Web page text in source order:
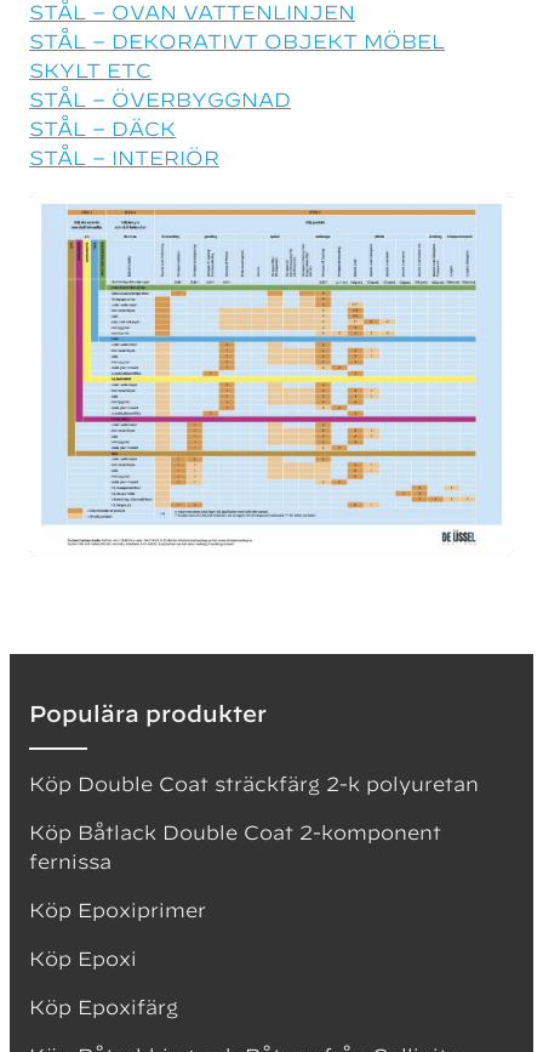
STÅL – OVAN VATTENLINJEN
STÅL – DEKORATIVT OBJEKT MÖBEL
SKYLT ETC
STÅL – ÖVERBYGGNAD
STÅL – DÄCK
STÅL – INTERIÖR
Populära produkter
Köp Double Coat sträckfärg 2-k polyuretan
Köp Båtlack Double Coat 2-komponent
fernissa
Köp Epoxiprimer
Köp Epoxi
Köp Epoxifärg